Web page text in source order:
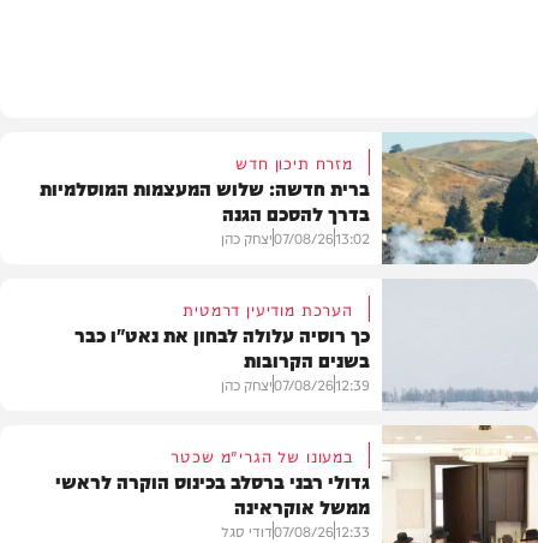
מזרח תיכון חדש
ברית חדשה: שלוש המעצמות המוסלמיות
בדרך להסכם הגנה
13:02
07/08/26יצחק כהן
הערכת מודיעין דרמטית
כך רוסיה עלולה לבחון את נאט"ו כבר
בשנים הקרובות
12:39
07/08/26יצחק כהן
במעונו של הגרי"מ שכטר
גדולי רבני ברסלב בכינוס הוקרה לראשי
ממשל אוקראינה
12:33
07/08/26דודי סגל